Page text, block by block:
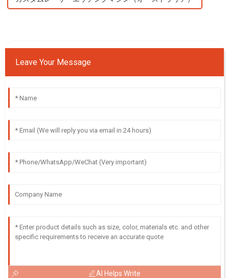
Leave Your Message
AI Helps Write